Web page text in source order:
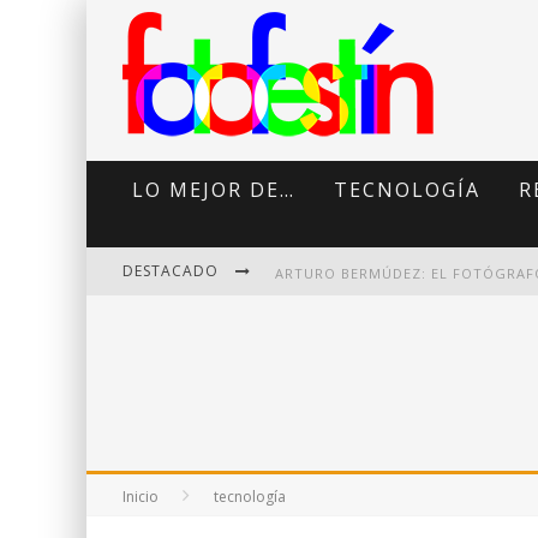
LO MEJOR DE… TECNOLOGÍA
DESTACADO
DI MARTINI: FOTOGRAFÍA
Inicio tecnología